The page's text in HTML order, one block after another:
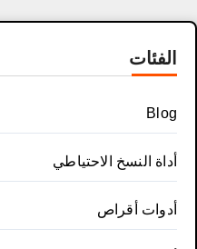
الفئات
Blog
أداة النسخ الاحتياطي
أدوات أقراص